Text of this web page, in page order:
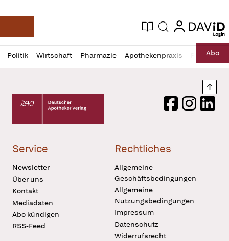
Deutsche Apotheker Zeitung
Aktuelle Ausgabe
Suche login
login
Politik Wirtschaft Pharmazie Apothekenpraxis RechtAbo
Profil
öffnen
Daz
Pur
Deutscher Apotheker Verlag Logo
FacebookInstagram
Service
Newsletter
Über uns
Kontakt
Mediadaten
Abo kündigen
RSS-Feed
Rechtliches
Allgemeine
Geschäftsbedingungen
Allgemeine
Nutzungsbedingungen
Impressum
Datenschutz
Widerrufsrecht